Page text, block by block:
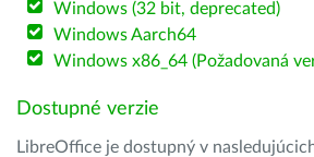
Windows (32 bit, deprecated)
Windows Aarch64
Windows x86_64 (Požadovaná
Dostupné verzie
LibreOffice je dostupný v